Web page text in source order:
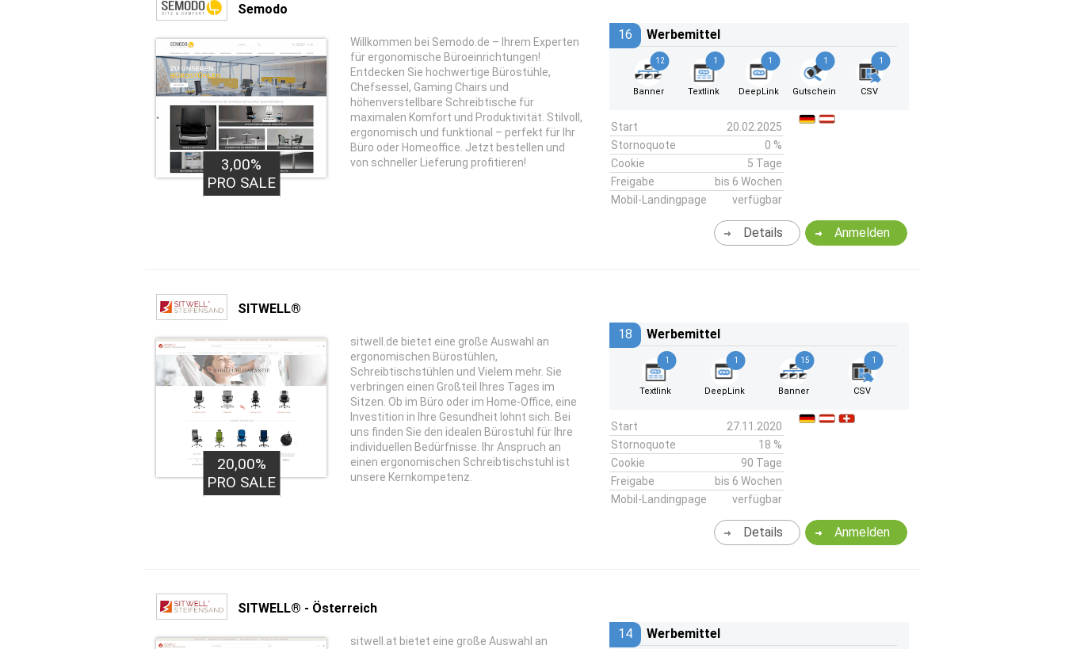
Semodo
3,00%
PRO SALE
Willkommen bei Semodo.de – Ihrem Experten
für ergonomische Büroeinrichtungen!
Entdecken Sie hochwertige Bürostühle,
Chefsessel, Gaming Chairs und
höhenverstellbare Schreibtische für
maximalen Komfort und Produktivität. Stilvoll,
ergonomisch und funktional – perfekt für Ihr
Büro oder Homeoffice. Jetzt bestellen und
von schneller Lieferung profitieren!
16 Werbemittel
12
Banner
1
Textlink
1
DeepLink
1
Gutschein
1
CSV
Start
20.02.2025
Stornoquote
0 %
Cookie
5 Tage
Freigabe
bis 6 Wochen
Mobil-Landingpage
verfügbar
Anmelden
Details
SITWELL®
20,00%
PRO SALE
sitwell.de bietet eine große Auswahl an
ergonomischen Bürostühlen,
Schreibtischstühlen und Vielem mehr. Sie
verbringen einen Großteil Ihres Tages im
Sitzen. Ob im Büro oder im Home-Office, eine
Investition in Ihre Gesundheit lohnt sich. Bei
uns finden Sie den idealen Bürostuhl für Ihre
individuellen Bedürfnisse. Ihr Anspruch an
einen ergonomischen Schreibtischstuhl ist
unsere Kernkompetenz.
18 Werbemittel
1
Textlink
1
DeepLink
15
Banner
1
CSV
Start
27.11.2020
Stornoquote
18 %
Cookie
90 Tage
Freigabe
bis 6 Wochen
Mobil-Landingpage
verfügbar
Anmelden
Details
SITWELL® - Österreich
sitwell.at bietet eine große Auswahl an
14 Werbemittel